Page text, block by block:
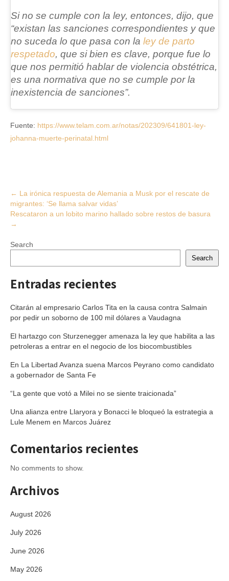
Si no se cumple con la ley, entonces, dijo, que
“existan las sanciones correspondientes y que
no suceda lo que pasa con la ley de parto
respetado, que si bien es clave, porque fue lo
que nos permitió hablar de violencia obstétrica,
es una normativa que no se cumple por la
inexistencia de sanciones”.
Fuente: https://www.telam.com.ar/notas/202309/641801-ley-
johanna-muerte-perinatal.html
Post
navigation
← La irónica respuesta de Alemania a Musk por el rescate de
migrantes: ‘Se llama salvar vidas’
Rescataron a un lobito marino hallado sobre restos de basura
→
Search
Search
Entradas recientes
Citarán al empresario Carlos Tita en la causa contra Salmain
por pedir un soborno de 100 mil dólares a Vaudagna
El hartazgo con Sturzenegger amenaza la ley que habilita a las
petroleras a entrar en el negocio de los biocombustibles
En La Libertad Avanza suena Marcos Peyrano como candidato
a gobernador de Santa Fe
“La gente que votó a Milei no se siente traicionada”
Una alianza entre Llaryora y Bonacci le bloqueó la estrategia a
Lule Menem en Marcos Juárez
Comentarios recientes
No comments to show.
Archivos
August 2026
July 2026
June 2026
May 2026